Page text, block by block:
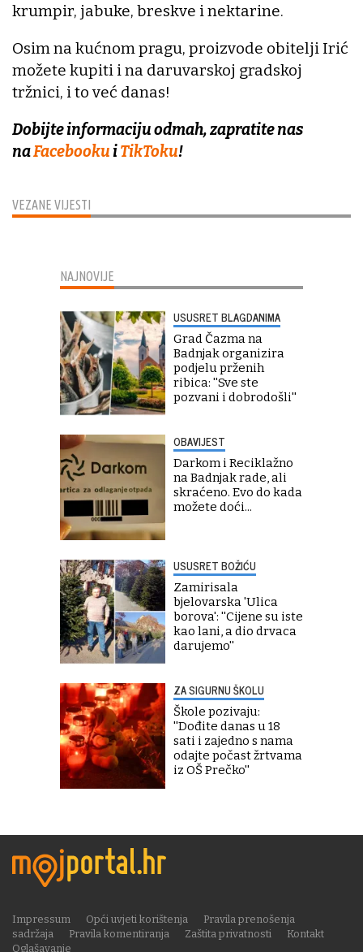
VEZANE VIJESTI
krumpir, jabuke, breskve i nektarine.
Osim na kućnom pragu, proizvode obitelji Irić
možete kupiti i na daruvarskoj gradskoj
tržnici, i to već danas!
Dobijte informaciju odmah, zapratite nas
naFacebookuiTikToku!
NAJNOVIJE
USUSRET BLAGDANIMA
Grad Čazma na
Badnjak organizira
podjelu prženih
ribica: ''Sve ste
pozvani i dobrodošli''
OBAVIJEST
Darkom i Reciklažno
na Badnjak rade, ali
skraćeno. Evo do kada
možete doći...
USUSRET BOŽIĆU
Zamirisala
bjelovarska 'Ulica
borova': ''Cijene su iste
kao lani, a dio drvaca
darujemo''
ZA SIGURNU ŠKOLU
Škole pozivaju:
''Dođite danas u 18
sati i zajedno s nama
odajte počast žrtvama
iz OŠ Prečko''
Impressum Opći uvjeti korištenja
Pravila prenošenja
sadržaja
Pravila komentiranja Zaštita privatnosti
Kontakt
Oglašavanje